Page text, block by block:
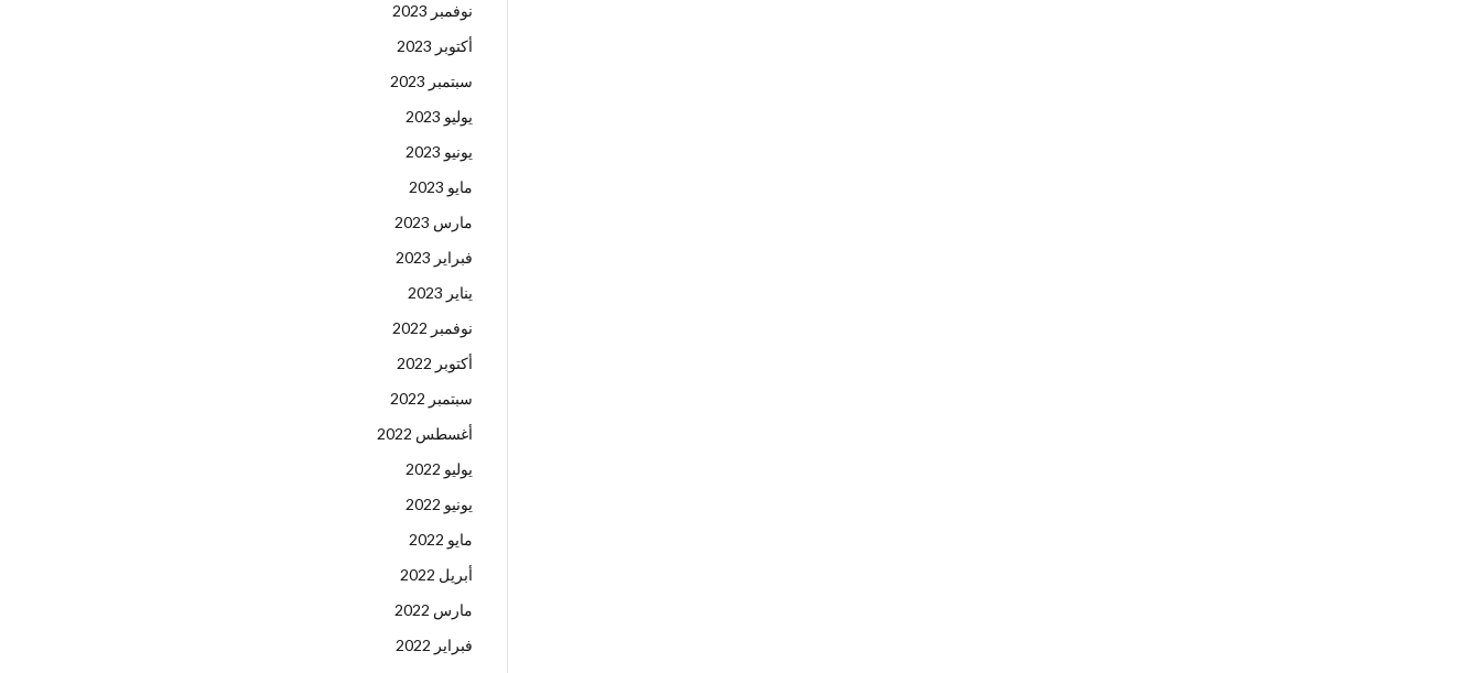
نوفمبر 2023
أكتوبر 2023
سبتمبر 2023
يوليو 2023
يونيو 2023
مايو 2023
مارس 2023
فبراير 2023
يناير 2023
نوفمبر 2022
أكتوبر 2022
سبتمبر 2022
أغسطس 2022
يوليو 2022
يونيو 2022
مايو 2022
أبريل 2022
مارس 2022
فبراير 2022